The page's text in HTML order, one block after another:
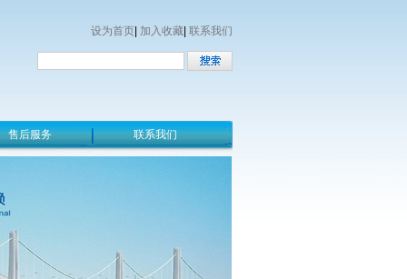
设为首页 加入收藏 联系我们
售后服务 联系我们